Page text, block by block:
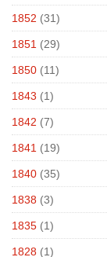
1852 (31)
1851 (29)
1850 (11)
1843 (1)
1842 (7)
1841 (19)
1840 (35)
1838 (3)
1835 (1)
1828 (1)